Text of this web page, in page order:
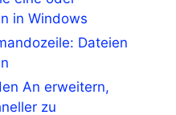
in Windows
Dateien
An erweitern,
zu